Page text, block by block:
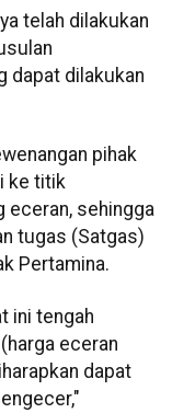
telah dilakukan
dapat dilakukan
pihak
ke titik
eceran, sehingga
tugas (Satgas)
Pertamina.
ini tengah
eceran
dapat